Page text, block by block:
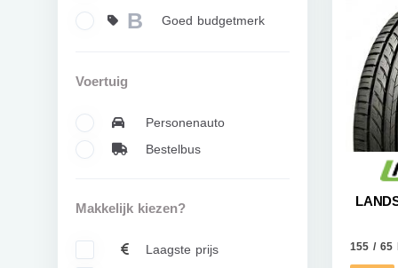
B Goed budgetmerk
Voertuig
Personenauto
Bestelbus
Makkelijk kiezen?
Laagste prijs
155 / 65